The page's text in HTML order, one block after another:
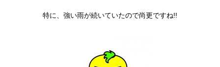
特に、強い雨が続いていたので尚更ですね!!